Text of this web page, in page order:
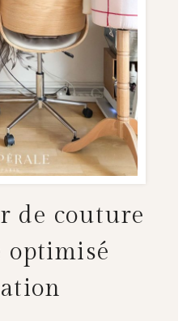
de couture
optimisé